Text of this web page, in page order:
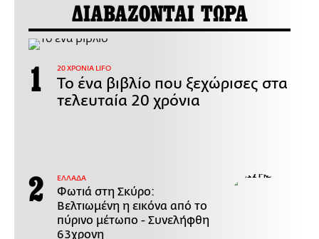
ΔΙΑΒΑΖΟΝΤΑΙ ΤΩΡΑ
20 ΧΡΟΝΙΑ LIFO
Το ένα βιβλίο που ξεχώρισες στα
τελευταία 20 χρόνια
ΕΛΛΑΔΑ
Φωτιά στη Σκύρο:
Βελτιωμένη η εικόνα από το
πύρινο μέτωπο - Συνελήφθη
63χρονη